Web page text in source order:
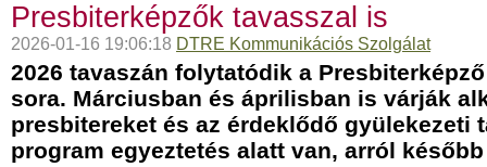
Presbiterképzők tavasszal is
2026-01-16 19:06:18 DTRE Kommunikációs Szolgálat
2026 tavaszán folytatódik a
sora. Márciusban és áprilisban is várják
presbitereket és az érdeklődő gyülekezeti
program egyeztetés alatt van, arról